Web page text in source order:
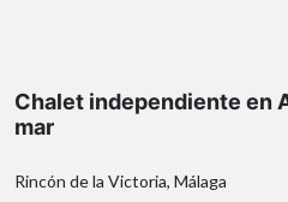
vehículos
Chalet independiente en
mar
Rincón de la Victoria, Málaga